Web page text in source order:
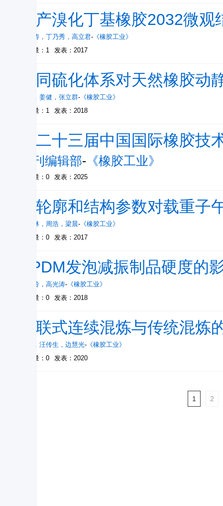
国产溴化丁基橡胶2032微
王海涛 ， 丁乃秀 ， 高立君- 《橡胶工业》
被引量：1
发表：2017
不同硫化体系对天然橡胶动
， 姜健 ， 张立群- 《橡胶工业》
被引量：1
发表：2018
第二十三届中国国际橡胶技
本刊编辑部- 《橡胶工业》
被引量：0 发表：2025
外轮廓和结构参数对载重子
王国林 ， 周浩 ， 梁晨- 《橡胶工业》
被引量：0
发表：2017
EPDM发泡减振制品硬度的
王巧玲 ， 高光涛- 《橡胶工业》
被引量：0
发表：2018
串联式连续混炼与传统混炼
， 汪传生 ， 边慧光- 《橡胶工业》
被引量：0
发表：2020
1 2